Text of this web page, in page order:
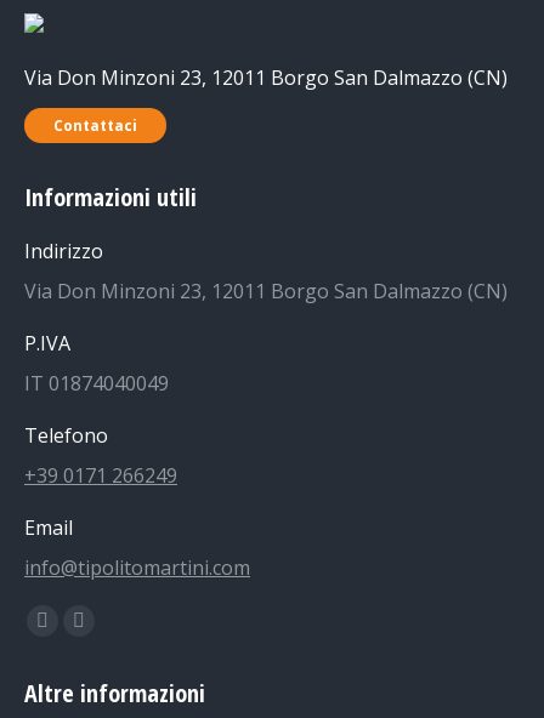
Via Don Minzoni 23, 12011 Borgo San Dalmazzo (CN)
Contattaci
Informazioni utili
Indirizzo
Via Don Minzoni 23, 12011 Borgo San Dalmazzo (CN)
P.IVA
IT 01874040049
Telefono
+39 0171 266249
Email
info@tipolitomartini.com
Find us on:
Facebook
opens
Instagram
opens
Altre informazioni